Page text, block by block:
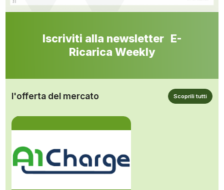
Iscriviti alla newsletter E-
Ricarica Weekly
l'offerta del mercato Scoprili tutti